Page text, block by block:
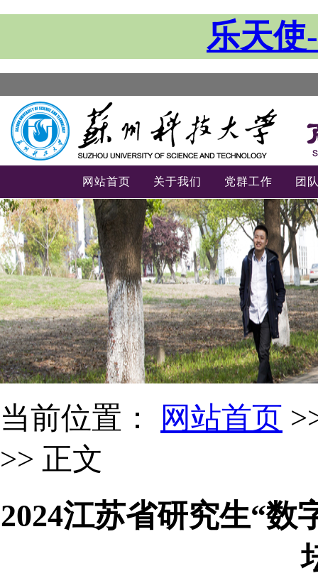
乐天使
网站首页 关于我们 党群工作 团
-->
当前位置： 网站首页
>> 正文
2024江苏省研究生“数